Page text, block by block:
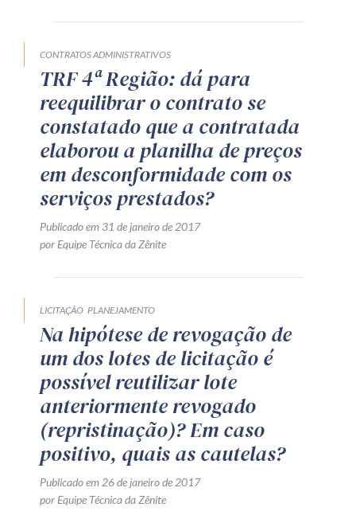
Diferenciais
Receba por RSS
Av. Sete de Setembro, 4698
Batel Curitiba /PR CEP80240-000
Whatsapp (41) 98881-6616
CONTRATOS ADMINISTRATIVOS
TRF 4ª Região: dá para
reequilibrar o contrato se
constatado que a contratada
elaborou a planilha de preços
em desconformidade com os
serviços prestados?
Publicado em 31 de janeiro de 2017
por Equipe Técnica da Zênite
LICITAÇÃO PLANEJAMENTO
Na hipótese de revogação de
um dos lotes de licitação é
possível reutilizar lote
anteriormente revogado
(repristinação)? Em caso
positivo, quais as cautelas?
Publicado em 26 de janeiro de 2017
por Equipe Técnica da Zênite